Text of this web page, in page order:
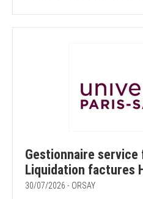
Gestionnaire
Liquidation factures
30/07/2026 - ORSAY